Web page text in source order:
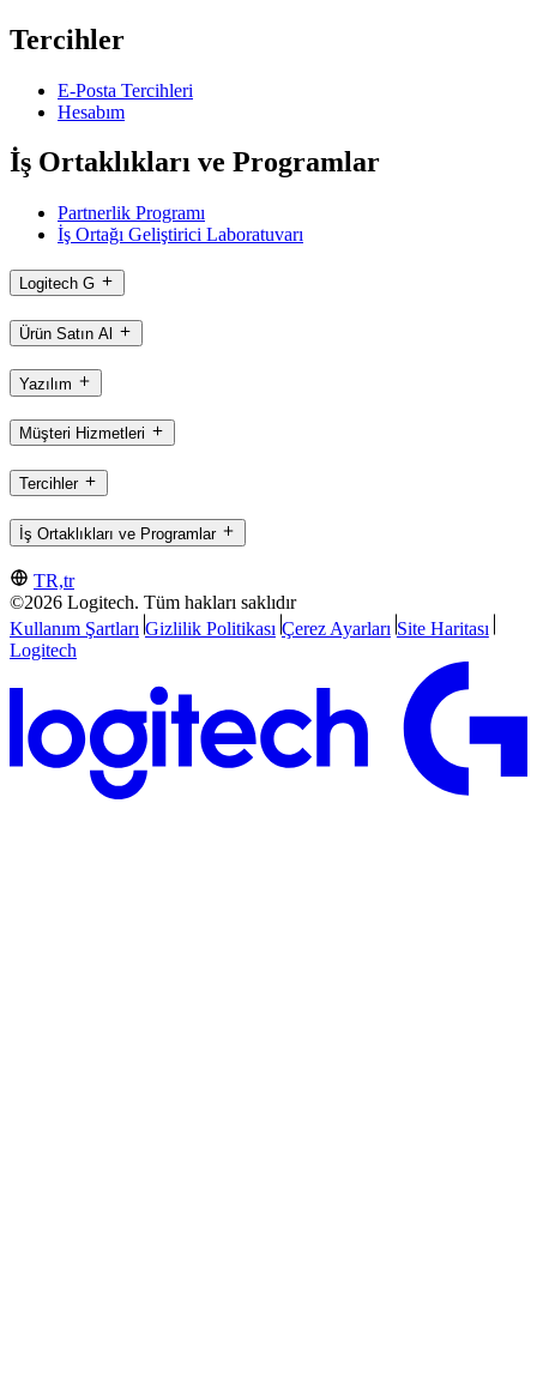
Tercihler
E-Posta Tercihleri
Hesabım
İş Ortaklıkları ve Programlar
Partnerlik Programı
İş Ortağı Geliştirici Laboratuvarı
Logitech G
Ürün Satın Al
Yazılım
Müşteri Hizmetleri
Tercihler
İş Ortaklıkları ve Programlar
TR,tr
©2026 Logitech. Tüm hakları saklıdır
Kullanım Şartları Gizlilik Politikası Çerez Ayarları Site Haritası
Logitech